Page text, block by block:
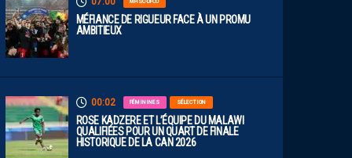
MÉFIANCE DE RIGUEUR FACE À UN PROMU
AMBITIEUX
00:02 FÉMININES SÉLECTION
ROSE KADZERE ET L’ÉQUIPE DU MALAWI
QUALIFIÉES POUR UN QUART DE FINALE
HISTORIQUE DE LA CAN 2026